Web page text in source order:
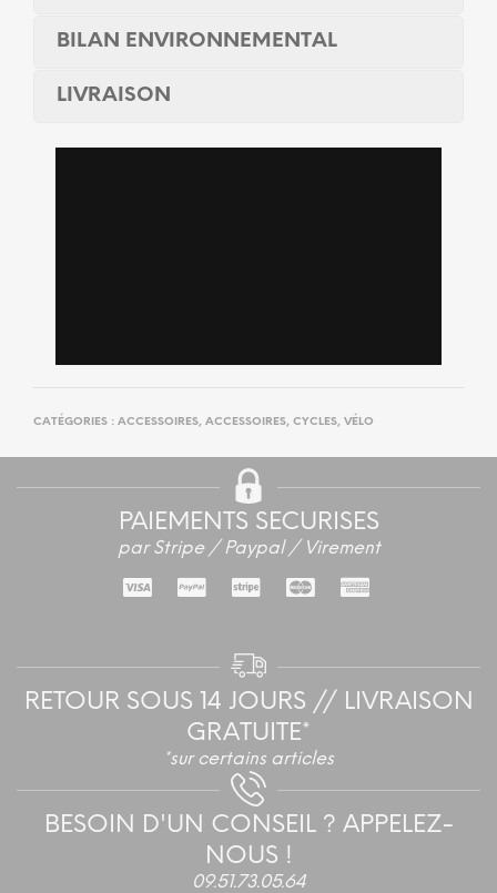
BILAN ENVIRONNEMENTAL
LIVRAISON
CATÉGORIES : ACCESSOIRES, ACCESSOIRES, CYCLES, VÉLO
PAIEMENTS SECURISES
par Stripe / Paypal / Virement
RETOUR SOUS 14 JOURS // LIVRAISON
GRATUITE*
*sur certains articles
BESOIN D'UN CONSEIL ? APPELEZ-
NOUS !
09.51.73.05.64